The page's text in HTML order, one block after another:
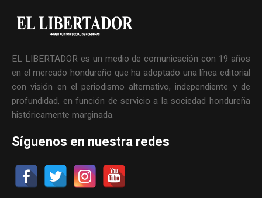
EL LIBERTADOR es un medio de comunicación con 19 años
en el mercado hondureño que ha adoptado una línea editorial
con visión en el periodismo alternativo, independiente y de
profundidad, en función de servicio a la sociedad hondureña
históricamente marginada.
Síguenos en nuestra redes